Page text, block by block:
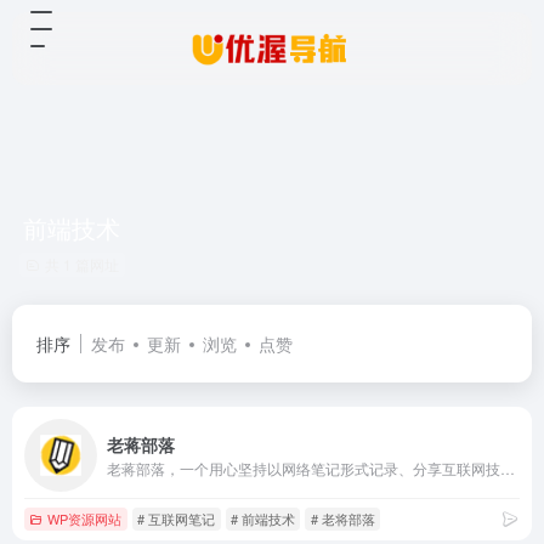
排序 发布 更新 浏览 点赞
老蒋部落
WP资源网站 # 互联网笔记 # 前端技术 # 老将部落